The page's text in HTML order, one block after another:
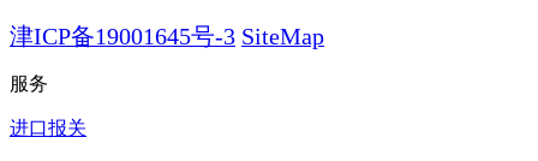
津ICP备19001645号-3 SiteMap
服务
进口报关